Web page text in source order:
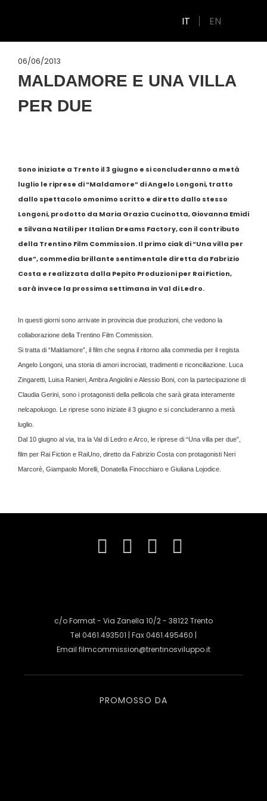
IT EN
06/06/2013
MALDAMORE E UNA VILLA
PER DUE
Sono iniziate a Trento il 3 giugno e si concluderanno a metà
luglio le riprese di “Maldamore” di Angelo Longoni, tratto
dallo spettacolo omonimo scritto e diretto dallo stesso
Longoni, prodotto da Maria Grazia Cucinotta, Giovanna Emidi
e Silvana Natili per Italian Dreams Factory, con il contributo
della Trentino Film Commission. Il primo ciak di “Una villa per
due”, commedia brillante sentimentale diretta da Fabrizio
Costa e realizzata dalla Pepito Produzioni per Rai Fiction,
sarà invece la prossima settimana in Val di Ledro.
In questi giorni sono arrivate in provincia due produzioni, che vedono la
collaborazione della Trentino Film Commission.
Si tratta di “Maldamore”, il film che segna il ritorno alla commedia per il regista
Angelo Longoni, una storia di amori incrociati, tradimenti e riconciliazione. Luca
Zingaretti, Luisa Ranieri, Ambra Angiolini e Alessio Boni, con la partecipazione di
Claudia Gerini, sono i protagonisti della pellicola che sarà girata interamente
nelcapoluogo. Le riprese sono iniziate il 3 giugno e si concluderanno a metà
luglio.
Dal 10 giugno al via, tra la Val di Ledro e Arco, le riprese di “Una villa per due”,
film per Rai Fiction e RaiUno, diretto da Fabrizio Costa con protagonisti Neri
Marcorè, Giampaolo Morelli, Donatella Finocchiaro e Giuliana Lojodice.
c/o Format - Via Zanella 10/2 - 38122 Trento
Tel 0461.493501 | Fax 0461.495460 |
Email filmcommission@trentinosviluppo.it
PROMOSSO DA